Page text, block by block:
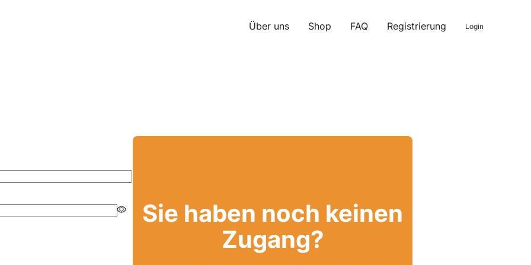
Über uns Shop FAQ Registrierung Login
Sie haben noch keinen
Zugang?